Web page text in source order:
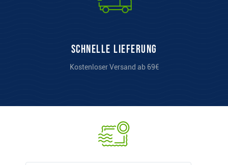
Schnelle Lieferung
Kostenloser Versand ab 69€